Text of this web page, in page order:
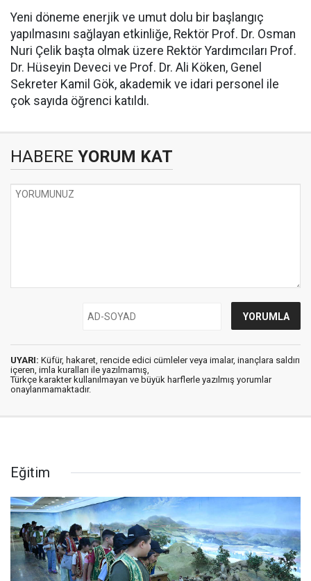
Yeni döneme enerjik ve umut dolu bir başlangıç
yapılmasını sağlayan etkinliğe, Rektör Prof. Dr. Osman
Nuri Çelik başta olmak üzere Rektör Yardımcıları Prof.
Dr. Hüseyin Deveci ve Prof. Dr. Ali Köken, Genel
Sekreter Kamil Gök, akademik ve idari personel ile
çok sayıda öğrenci katıldı.
HABERE YORUM KAT
UYARI: Küfür, hakaret, rencide edici cümleler veya imalar, inançlara saldırı
içeren, imla kuralları ile yazılmamış,
Türkçe karakter kullanılmayan ve büyük harflerle yazılmış yorumlar
onaylanmamaktadır.
Eğitim